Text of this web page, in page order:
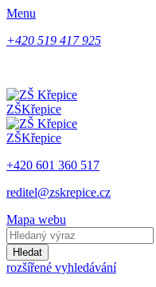
Menu
+420 519 417 925
ZŠKřepice
ZŠKřepice
+420 601 360 517
reditel@zskrepice.cz
Mapa webu
Hledat
rozšířené vyhledávání